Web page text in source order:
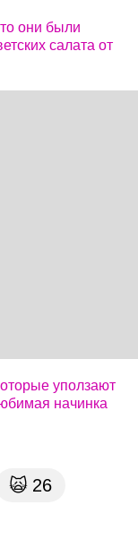
они были
салата от
уползают
начинка
🙀 26